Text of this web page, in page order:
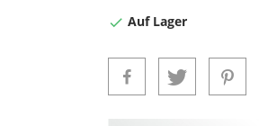
 Auf Lager